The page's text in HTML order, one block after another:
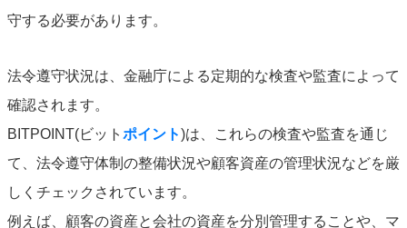
守する必要があります。
法令遵守状況は、金融庁による定期的な検査や監査によって
確認されます。
BITPOINT(ビット ポイント)は、これらの検査や監査を通じ
て、法令遵守体制の整備状況や顧客資産の管理状況などを厳
しくチェックされています。
例えば、顧客の資産と会社の資産を分別管理することや、マ